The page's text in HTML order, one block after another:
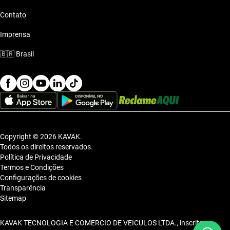
Contato
Imprensa
🇧🇷 Brasil
Copyright © 2026 KAVAK.
Todos os direitos reservados.
Política de Privacidade
Termos e Condições
Configurações de cookies
Transparência
Sitemap
KAVAK TECNOLOGIA E COMERCIO DE VEICULOS LTDA., inscrita no